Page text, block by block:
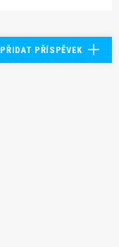
PŘIDAT PŘÍSPĚVEK